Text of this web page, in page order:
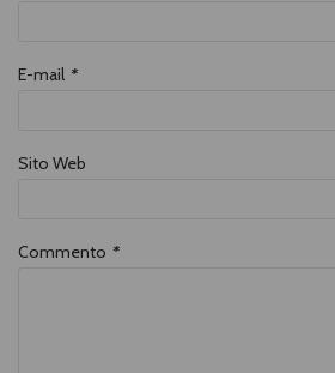
E-mail *
Sito Web
Commento *